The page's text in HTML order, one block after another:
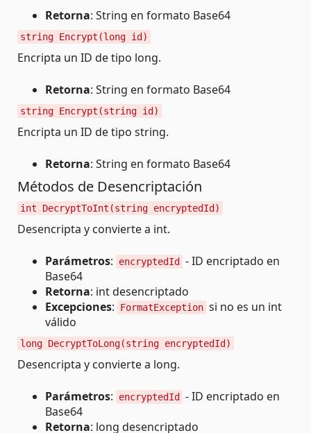
Retorna: String en formato Base64
string Encrypt(long id)
Encripta un ID de tipo long.
Retorna: String en formato Base64
string Encrypt(string id)
Encripta un ID de tipo string.
Retorna: String en formato Base64
Métodos de Desencriptación
int DecryptToInt(string encryptedId)
Desencripta y convierte a int.
Parámetros: encryptedId
- ID encriptado en
Base64
Retorna: int desencriptado
Excepciones: FormatException si no es un int
válido
long DecryptToLong(string encryptedId)
Desencripta y convierte a long.
Parámetros: encryptedId
- ID encriptado en
Base64
Retorna: long desencriptado